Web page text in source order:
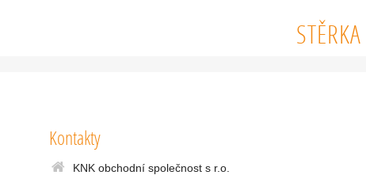
Kontakty
KNK obchodní společnost s r.o.